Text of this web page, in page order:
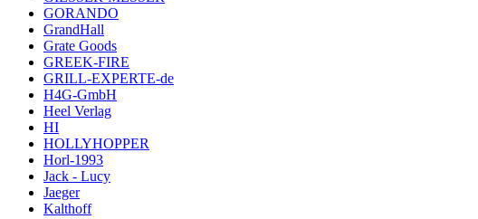
GORANDO
GrandHall
Grate Goods
GREEK-FIRE
GRILL-EXPERTE-de
H4G-GmbH
Heel Verlag
HI
HOLLYHOPPER
Horl-1993
Jack - Lucy
Jaeger
Kalthoff